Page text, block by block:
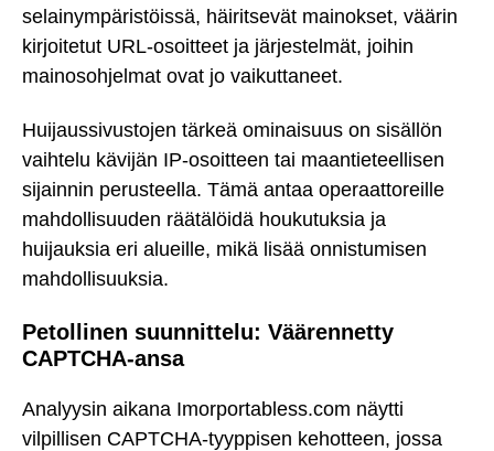
selainympäristöissä, häiritsevät mainokset, väärin
kirjoitetut URL-osoitteet ja järjestelmät, joihin
mainosohjelmat ovat jo vaikuttaneet.
Huijaussivustojen tärkeä ominaisuus on sisällön
vaihtelu kävijän IP-osoitteen tai maantieteellisen
sijainnin perusteella. Tämä antaa operaattoreille
mahdollisuuden räätälöidä houkutuksia ja
huijauksia eri alueille, mikä lisää onnistumisen
mahdollisuuksia.
Petollinen suunnittelu: Väärennetty
CAPTCHA-ansa
Analyysin aikana Imorportabless.com näytti
vilpillisen CAPTCHA-tyyppisen kehotteen, jossa